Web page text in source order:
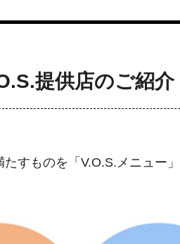
提供店のご紹介
すものを「V.O.S.メニュー